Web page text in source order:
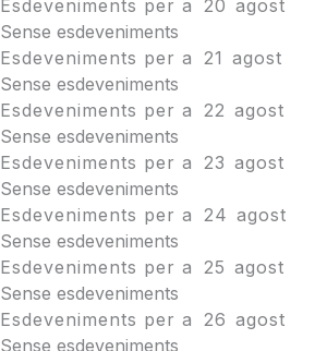
Esdeveniments per a
20 agost
Sense esdeveniments
Esdeveniments per a
21 agost
Sense esdeveniments
Esdeveniments per a
22 agost
Sense esdeveniments
Esdeveniments per a
23 agost
Sense esdeveniments
Esdeveniments per a
24 agost
Sense esdeveniments
Esdeveniments per a
25 agost
Sense esdeveniments
Esdeveniments per a
26 agost
Sense esdeveniments